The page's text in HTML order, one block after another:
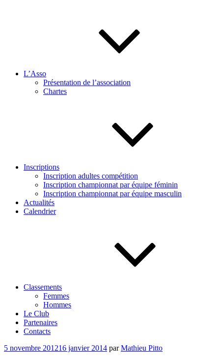
L’Asso
Présentation de l’association
Chartes
Inscriptions
Inscription adultes compétition
Inscription championnat par équipe féminin
Inscription championnat par équipe masculin
Actualités
Calendrier
Classements
Femmes
Hommes
Le Club
Partenaires
Contacts
Publié
5 novembre 201216 janvier 2014 parMathieu Pitto